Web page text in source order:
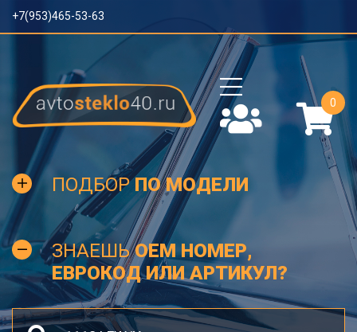
+7(953)465-53-63
0
ПОДБОРПО МОДЕЛИ
ЗНАЕШЬOEM НОМЕР,
ЕВРОКОД ИЛИ АРТИКУЛ?